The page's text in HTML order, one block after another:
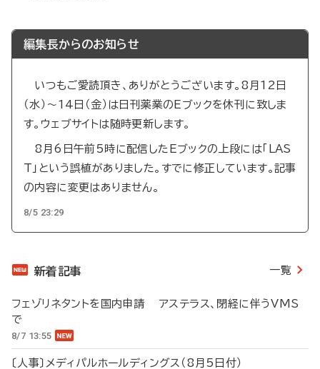
編集長からのお知らせ
いつもご愛読頂き、ありがとうございます。8月12日
（水）～14日（金）は日刊薬業のEブックを休刊に致しま
す。ウェブサイトは随時更新します。
8月6日午前5時に配信したEブックの上段には「LAS
T」という誤植がありました。すでに修正しています。記事
の内容に変更はありません。
8/5 23:29
新着記事 一覧
フェゾリネタントを国内申請 アステラス、閉経に伴うVMS
で
8/7 13:55
〔人事〕メディパルホールディングス（8月5日付）